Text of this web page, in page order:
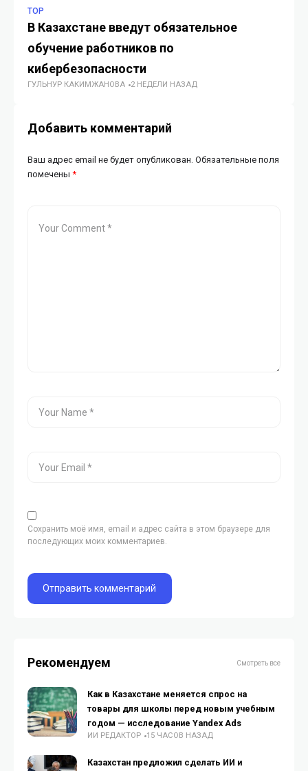
TOP
В Казахстане введут обязательное
обучение работников по
кибербезопасности
ГУЛЬНУР КАКИМЖАНОВА 2 НЕДЕЛИ НАЗАД
Добавить комментарий
Ваш адрес email не будет опубликован. Обязательные поля
помечены *
Сохранить моё имя, email и адрес сайта в этом браузере для
последующих моих комментариев.
Рекомендуем Смотреть все
Как в Казахстане меняется спрос на
товары для школы перед новым учебным
годом — исследование Yandex Ads
ИИ РЕДАКТОР 15 ЧАСОВ НАЗАД
Казахстан предложил сделать ИИ и